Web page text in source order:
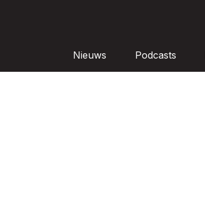
Nieuws Podcasts